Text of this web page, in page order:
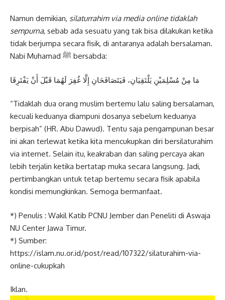
Namun demikian, silaturrahim via media online tidaklah
sempurna, sebab ada sesuatu yang tak bisa dilakukan ketika
tidak berjumpa secara fisik, di antaranya adalah bersalaman.
Nabi Muhamad ﷺ bersabda:
مَا مِنْ مُسْلِمَيْنِ يَلْتَقِيَانِ، فَيَتَصَافَحَانِ إِلَّا غُفِرَ لَهُمَا قَبْلَ أَنْ يَفْتَرِقَا
“Tidaklah dua orang muslim bertemu lalu saling bersalaman,
kecuali keduanya diampuni dosanya sebelum keduanya
berpisah” (HR. Abu Dawud). Tentu saja pengampunan besar
ini akan terlewat ketika kita mencukupkan diri bersilaturahim
via internet. Selain itu, keakraban dan saling percaya akan
lebih terjalin ketika bertatap muka secara langsung. Jadi,
pertimbangkan untuk tetap bertemu secara fisik apabila
kondisi memungkinkan. Semoga bermanfaat.
*) Penulis : Wakil Katib PCNU Jember dan Peneliti di Aswaja
NU Center Jawa Timur.
*) Sumber:
https://islam.nu.or.id/post/read/107322/silaturahim-via-
online-cukupkah
Iklan.